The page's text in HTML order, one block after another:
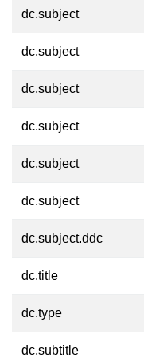
dc.subject
dc.subject
dc.subject
dc.subject
dc.subject
dc.subject
dc.subject.ddc
dc.title
dc.type
dc.subtitle